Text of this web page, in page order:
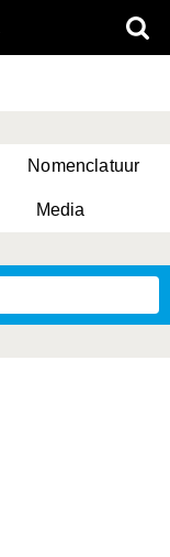
Nomenclatuur
Media